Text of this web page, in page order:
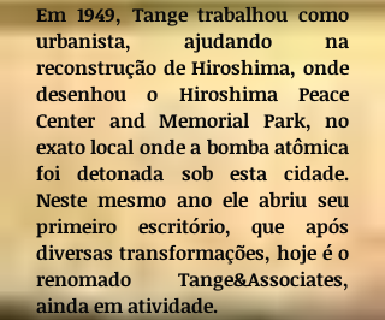
Em 1949, Tange trabalhou como
urbanista, ajudando na
reconstrução de Hiroshima, onde
desenhou o Hiroshima Peace
Center and Memorial Park, no
exato local onde a bomba atômica
foi detonada sob esta cidade.
Neste mesmo ano ele abriu seu
primeiro escritório, que após
diversas transformações, hoje é o
renomado Tange&Associates,
ainda em atividade.